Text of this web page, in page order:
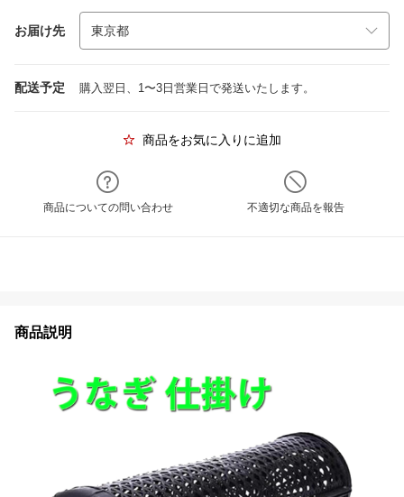
お届け先
配送予定 購入翌日、1〜3日営業日で発送いたします。
商品をお気に入りに追加
商品についての問い合わせ 不適切な商品を報告
商品説明